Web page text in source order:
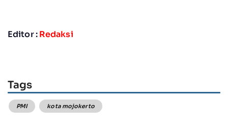
Editor :Redaksi
Tags
PMI kota mojokerto